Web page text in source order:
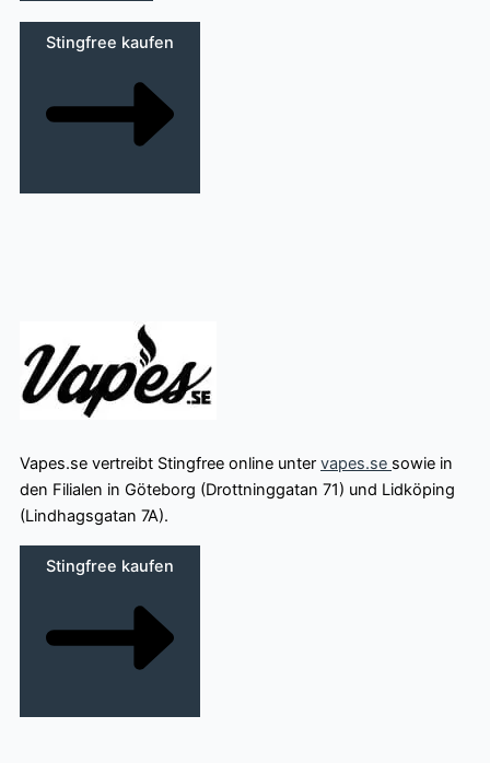
Stingfree kaufen
Vapes.se vertreibt Stingfree online unter vapes.se sowie in
den Filialen in Göteborg (Drottninggatan 71) und Lidköping
(Lindhagsgatan 7A).
Stingfree kaufen